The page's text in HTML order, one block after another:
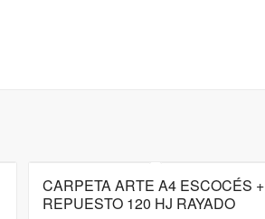
CARPETA ARTE A4 ESCOCÉS +
REPUESTO 120 HJ RAYADO